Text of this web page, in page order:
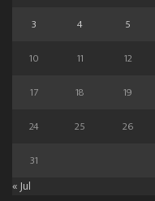
3
4 5
10
11 12
17
18 19
24
25 26
31
« Jul